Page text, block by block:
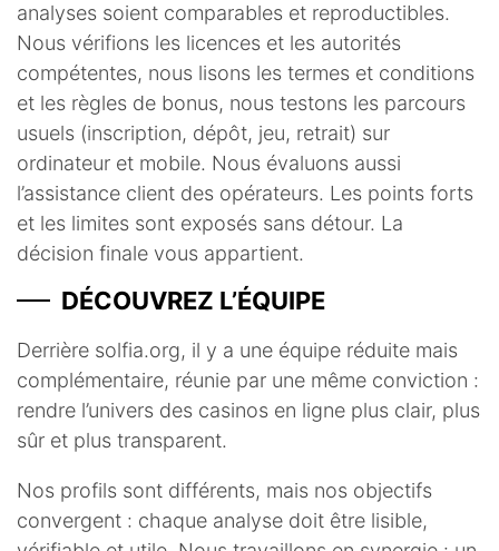
analyses soient comparables et reproductibles.
Nous vérifions les licences et les autorités
compétentes, nous lisons les termes et conditions
et les règles de bonus, nous testons les parcours
usuels (inscription, dépôt, jeu, retrait) sur
ordinateur et mobile. Nous évaluons aussi
l’assistance client des opérateurs. Les points forts
et les limites sont exposés sans détour. La
décision finale vous appartient.
DÉCOUVREZ L’ÉQUIPE
Derrière solfia.org, il y a une équipe réduite mais
complémentaire, réunie par une même conviction :
rendre l’univers des casinos en ligne plus clair, plus
sûr et plus transparent.
Nos profils sont différents, mais nos objectifs
convergent : chaque analyse doit être lisible,